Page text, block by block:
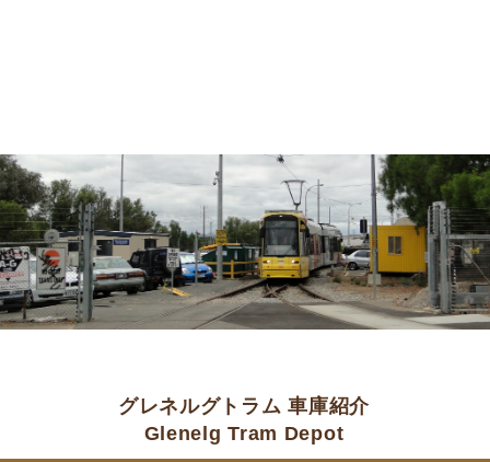
グレネルグトラム 車庫紹介
Glenelg Tram Depot